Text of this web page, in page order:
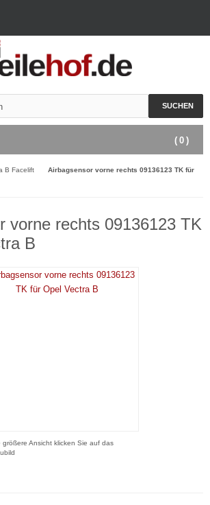
SUCHEN
( 0 )
B Facelift
Airbagsensor vorne rechts 09136123 TK für
vorne rechts 09136123 TK
B
größere Ansicht klicken Sie auf das